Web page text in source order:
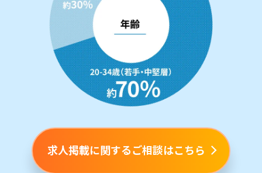
求人掲載に関するご相談はこちら